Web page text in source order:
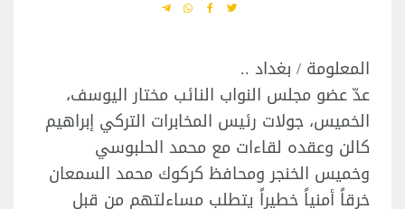
المعلومة / بغداد ..
عدّ عضو مجلس النواب النائب مختار اليوسف،
الخميس، جولات رئيس المخابرات التركي إبراهيم
كالن وعقده لقاءات مع محمد الحلبوسي
وخميس الخنجر ومحافظ كركوك محمد السمعان
خرقاً أمنياً خطيراً يتطلب مساءلتهم من قبل